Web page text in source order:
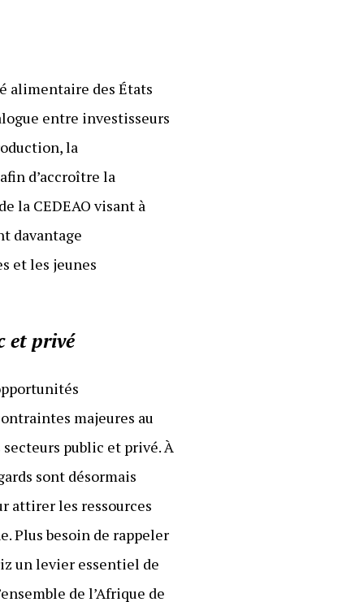
alimentaire des États
entre investisseurs
la
d’accroître la
la CEDEAO visant à
davantage
et les jeunes
et privé
majeures au
public et privé. À
sont désormais
attirer les ressources
Plus besoin de rappeler
un levier essentiel de
de l’Afrique de